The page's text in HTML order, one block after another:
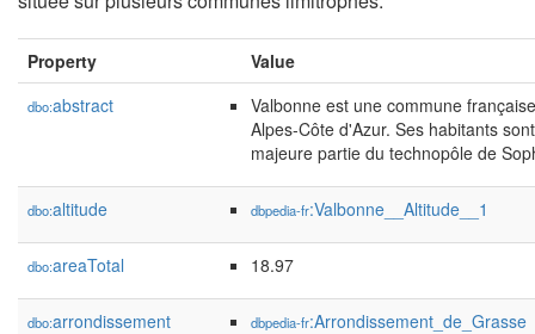
Property Value
dbo:abstract
Valbonne est une commune
Alpes-Côte d'Azur. Ses habitants
majeure partie du technopôle de
dbo:altitude dbpedia-fr:Valbonne__Altitude__1
dbo:areaTotal 18.97
dbo:arrondissement dbpedia-fr:Arrondissement_de_Grasse